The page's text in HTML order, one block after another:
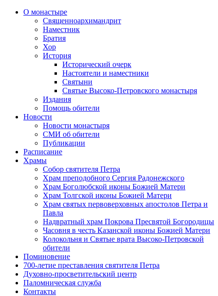
О монастыре
Священноархимандрит
Наместник
Братия
Хор
История
Исторический очерк
Настоятели и наместники
Святыни
Святые Высоко-Петровского монастыря
Издания
Помощь обители
Новости
Новости монастыря
СМИ об обители
Публикации
Расписание
Храмы
Собор святителя Петра
Храм преподобного Сергия Радонежского
Храм Боголюбской иконы Божией Матери
Храм Толгской иконы Божией Матери
Храм святых первоверховных апостолов Петра и
Павла
Надвратный храм Покрова Пресвятой Богородицы
Часовня в честь Казанской иконы Божией Матери
Колокольня и Святые врата Высоко-Петровской
обители
Поминовение
700-летие преставления святителя Петра
Духовно-просветительский центр
Паломническая служба
Контакты